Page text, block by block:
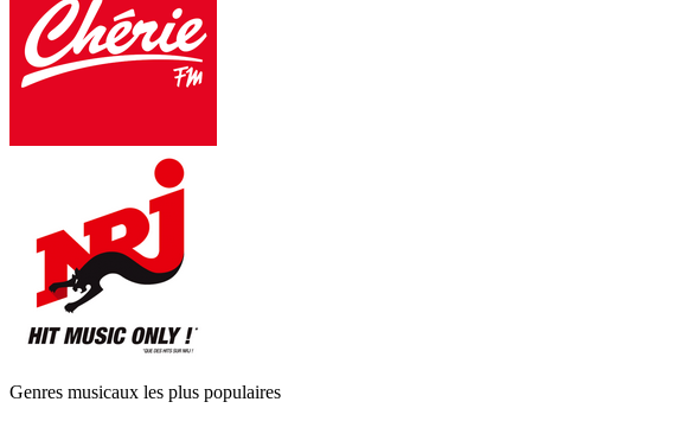
Genres musicaux les plus populaires